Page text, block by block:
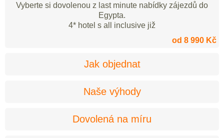
Vyberte si dovolenou z last minute nabídky zájezdů do
Egypta.
4* hotel s all inclusive již
od 8 990 Kč
Jak objednat
Naše výhody
Dovolená na míru